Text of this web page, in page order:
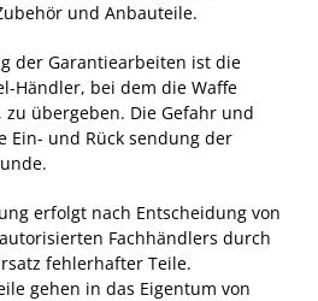
und Anbauteile.
der Garantiearbeiten ist die
Händler, bei dem die Waffe
übergeben. Die Gefahr und
Ein- und Rück sendung der
erfolgt nach Entscheidung von
Fachhändlers durch
fehlerhafter Teile.
gehen in das Eigentum von